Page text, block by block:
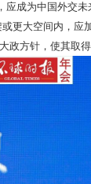
应成为中国外交
或更大空间内，应
政方针，使其取得